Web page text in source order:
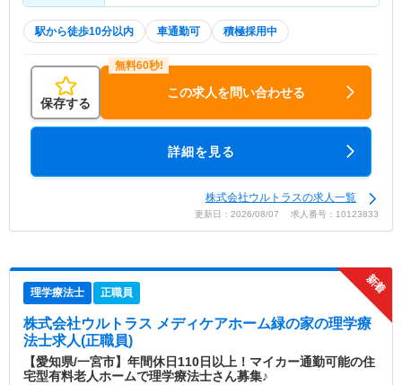
駅から徒歩10分以内 車通勤可 積極採用中
保存する
この求人を問い合わせる
詳細を見る
株式会社ウルトラスの求人一覧
更新日：2026/08/07 求人番号：10123833
理学療法士 正職員
株式会社ウルトラス メディケアホーム緑の家の理学療
法士求人(正職員)
【愛知県/一宮市】年間休日110日以上！マイカー通勤可能の住
宅型有料老人ホームで理学療法士さん募集♪